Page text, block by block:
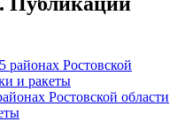
Ростовской области